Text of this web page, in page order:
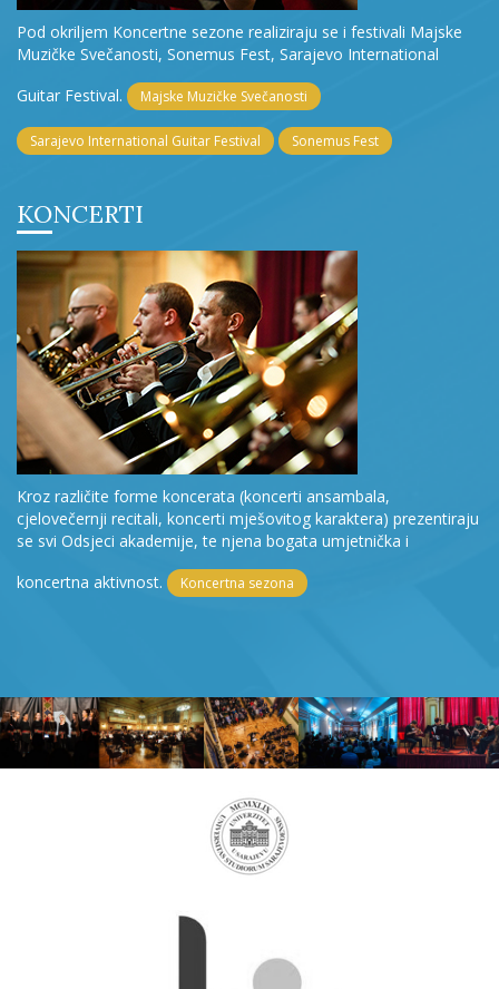
Pod okriljem Koncertne sezone realiziraju se i festivali Majske
Muzičke Svečanosti, Sonemus Fest, Sarajevo International
Guitar Festival.
Majske Muzičke Svečanosti
Sarajevo International Guitar Festival Sonemus Fest
KONCERTI
Kroz različite forme koncerata (koncerti ansambala,
cjelovečernji recitali, koncerti mješovitog karaktera) prezentiraju
se svi Odsjeci akademije, te njena bogata umjetnička i
koncertna aktivnost.
Koncertna sezona